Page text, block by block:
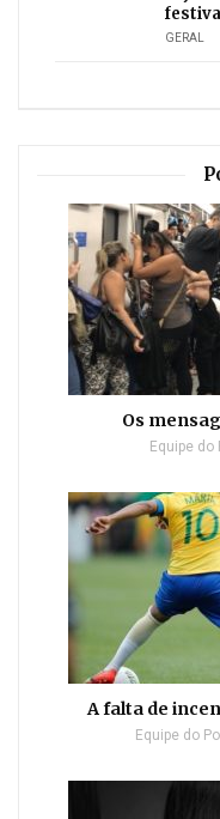
GERAL
Os
Equipe do
A falta de
Equipe do